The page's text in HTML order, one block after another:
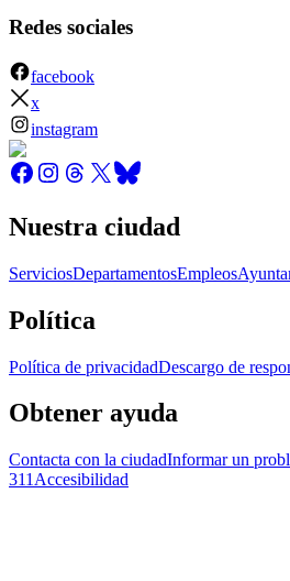
Redes sociales
facebook
x
instagram
Nuestra ciudad
ServiciosDepartamentosEmpleos
Política
Política de privacidadDescargo de
Obtener ayuda
Contacta con la ciudadInformar un
311 Accesibilidad